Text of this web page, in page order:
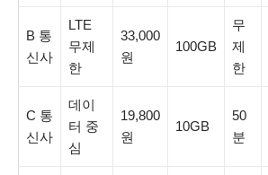
B 통
신사
LTE
무제
한
33,000
원
100GB
무
제
한
C 통
신사
데이
터 중
심
19,800
원
10GB
50
분